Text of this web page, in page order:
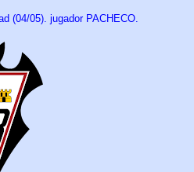
(04/05). jugador PACHECO.